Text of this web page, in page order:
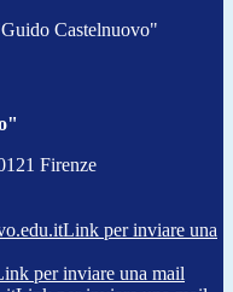
Castelnuovo"
Firenze
Link per inviare una
per inviare una mail